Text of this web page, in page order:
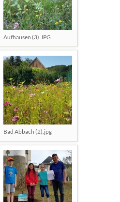
Aufhausen (3).JPG
Bad Abbach (2).jpg